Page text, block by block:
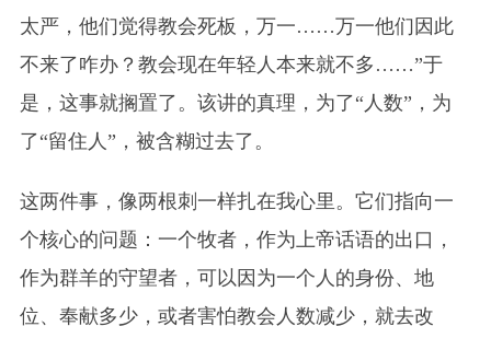
太严，他们觉得教会死板，万一……万一他们因此
不来了咋办？教会现在年轻人本来就不多……”于
是，这事就搁置了。该讲的真理，为了“人数”，为
了“留住人”，被含糊过去了。
这两件事，像两根刺一样扎在我心里。它们指向一
个核心的问题：一个牧者，作为上帝话语的出口，
作为群羊的守望者，可以因为一个人的身份、地
位、奉献多少，或者害怕教会人数减少，就去改